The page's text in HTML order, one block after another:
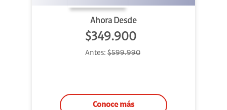
Ahora Desde
$349.900
Antes: $599.990
Conoce más